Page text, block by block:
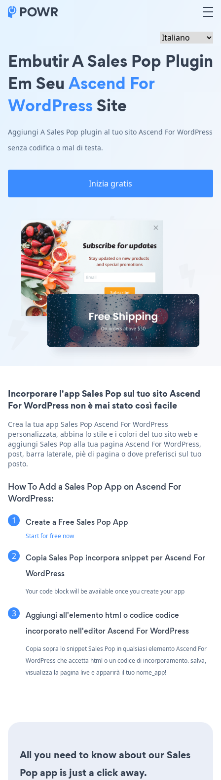
Embutir A Sales Pop Plugin
Em Seu Ascend For
WordPressSite
Aggiungi A Sales Pop plugin al tuo sito Ascend For WordPress
senza codifica o mal di testa.
Inizia gratis
Incorporare l'app Sales Pop sul tuo sito Ascend
For WordPress non è mai stato così facile
Crea la tua app Sales Pop Ascend For WordPress
personalizzata, abbina lo stile e i colori del tuo sito web e
aggiungi Sales Pop alla tua pagina Ascend For WordPress,
post, barra laterale, piè di pagina o dove preferisci sul tuo
posto.
How To Add a Sales Pop App on Ascend For
WordPress:
Create a Free Sales Pop App
Start for free now
Copia Sales Pop incorpora snippet per Ascend For
WordPress
Your code block will be available once you create your app
Aggiungi all'elemento html o codice codice
incorporato nell'editor Ascend For WordPress
Copia sopra lo snippet Sales Pop in qualsiasi elemento Ascend For
WordPress che accetta html o un codice di incorporamento. salva,
visualizza la pagina live e apparirà il tuo nome_app!
All you need to know about our Sales
Pop app is just a click away.